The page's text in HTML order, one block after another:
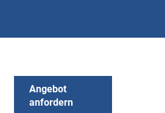
Angebot
anfordern